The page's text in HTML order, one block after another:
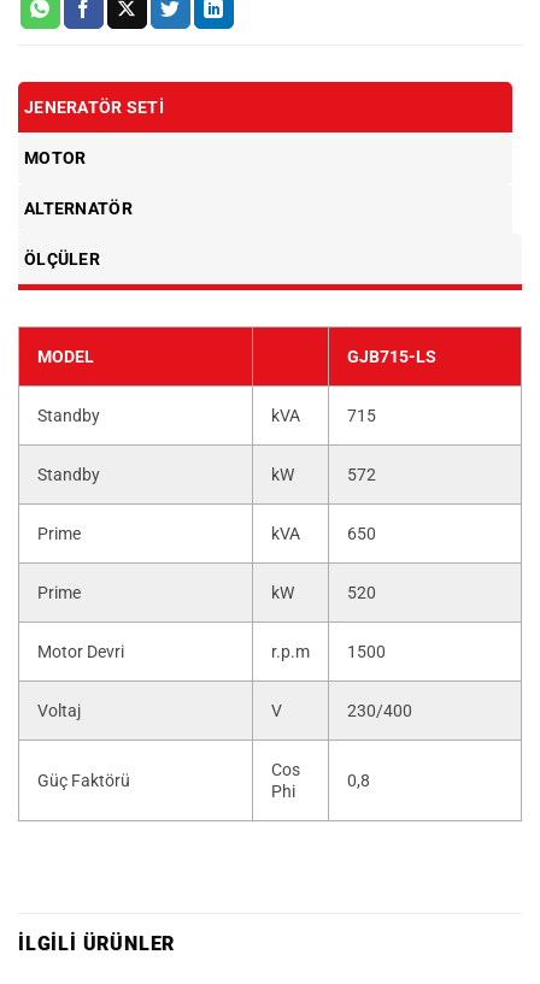
JENERATÖR SETI
MOTOR
ALTERNATÖR
ÖLÇÜLER
MODEL GJB715-LS
Standby kVA 715
Standby kW 572
Prime kVA 650
Prime kW 520
Motor Devri r.p.m 1500
Voltaj V 230/400
Güç Faktörü
Cos
Phi
0,8
İLGILI ÜRÜNLER